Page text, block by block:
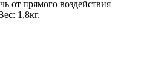
от прямого воздействия
1,8кг.